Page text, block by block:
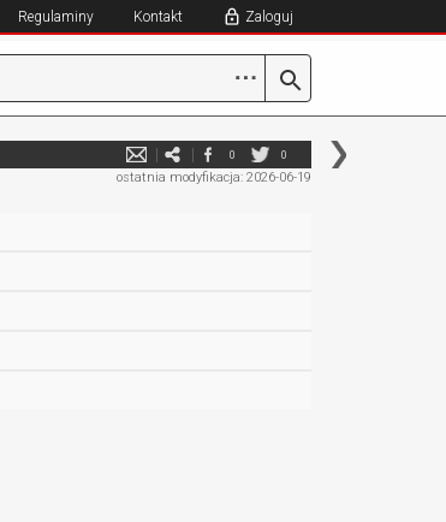
Regulaminy Kontakt Zaloguj
⋯
0 0
ostatnia modyfikacja: 2026-06-19